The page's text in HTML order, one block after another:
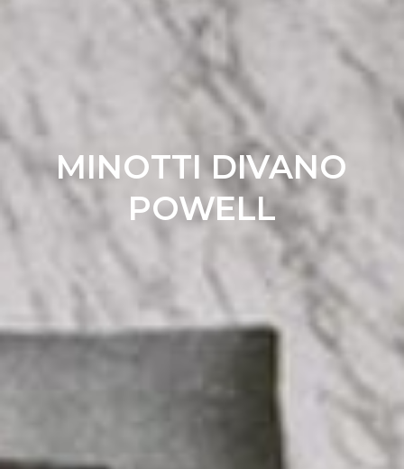
MINOTTI DIVANO
POWELL